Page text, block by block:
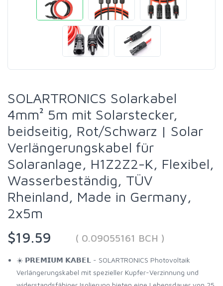
SOLARTRONICS Solarkabel
4mm² 5m mit Solarstecker,
beidseitig, Rot/Schwarz | Solar
Verlängerungskabel für
Solaranlage, H1Z2Z2-K, Flexibel,
Wasserbeständig, TÜV
Rheinland, Made in Germany,
2x5m
$19.59
( 0.09055161 BCH )
☀️ 𝗣𝗥𝗘𝗠𝗜𝗨𝗠 𝗞𝗔𝗕𝗘𝗟 - SOLARTRONICS Photovoltaik
Verlängerungskabel mit spezieller Kupfer-Verzinnung und